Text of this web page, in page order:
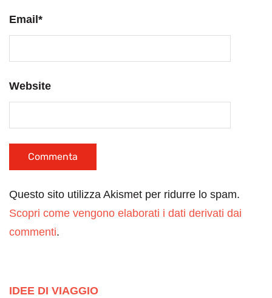
Email*
Website
Questo sito utilizza Akismet per ridurre lo spam.
Scopri come vengono elaborati i dati derivati dai
commenti.
IDEE DI VIAGGIO